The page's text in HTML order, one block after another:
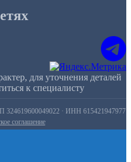
для уточнения деталей
к специалисту
· ИНН 615421947977
соглашение